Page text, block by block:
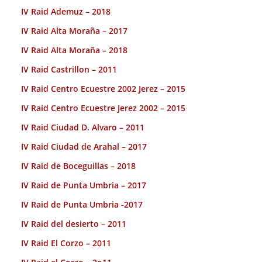
IV Raid Ademuz – 2018
IV Raid Alta Moraña – 2017
IV Raid Alta Moraña – 2018
IV Raid Castrillon – 2011
IV Raid Centro Ecuestre 2002 Jerez – 2015
IV Raid Centro Ecuestre Jerez 2002 – 2015
IV Raid Ciudad D. Alvaro – 2011
IV Raid Ciudad de Arahal – 2017
IV Raid de Boceguillas – 2018
IV Raid de Punta Umbria – 2017
IV Raid de Punta Umbria -2017
IV Raid del desierto – 2011
IV Raid El Corzo – 2011